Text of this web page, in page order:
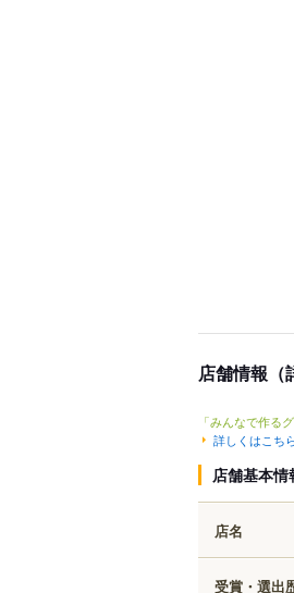
店舗情報（
「みんなで作る
詳しくはこち
店舗基本情
店名
受賞・選出